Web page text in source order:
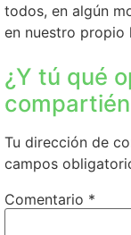
todos, en algún
en nuestro propio
¿Y tú qué
Tu dirección de
campos
Comentario *